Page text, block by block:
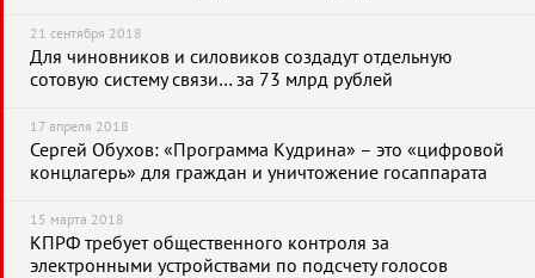
21 сентября 2018
Для чиновников и силовиков создадут отдельную
сотовую систему связи… за 73 млрд рублей
17 апреля 2018
Сергей Обухов: «Программа Кудрина» – это «цифровой
концлагерь» для граждан и уничтожение госаппарата
15 марта 2018
КПРФ требует общественного контроля за
электронными устройствами по подсчету голосов